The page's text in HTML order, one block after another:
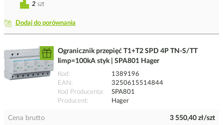
Dodaj do porównania
2 szt
Ogranicznik przepięć T1+T2 SPD 4P TN-S/TT
limp=100kA styk | SPA801 Hager
Kod
1389196
EAN
3250615514844
Kod Producenta
SPA801
Producent
Hager
Cena brutto 3 550,40 zł/szt